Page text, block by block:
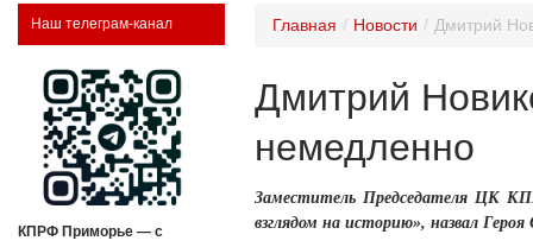
Наш телеграм-канал
КПРФ Приморье — с
Главная / Новости / Дмитрий
Дмитрий
немедленно
Заместитель Председателя ЦК
взглядом на историю», назвал